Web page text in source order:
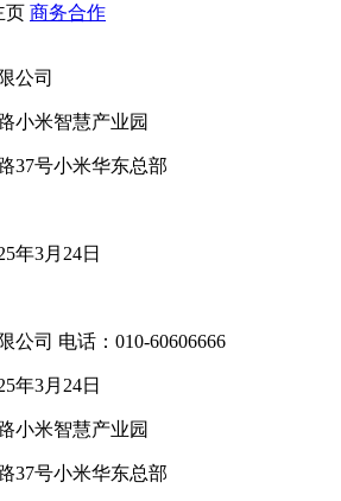
页 商务合作
公司
小米智慧产业园
37号小米华东总部
年3月24日
公司 电话：010-60606666
年3月24日
小米智慧产业园
37号小米华东总部